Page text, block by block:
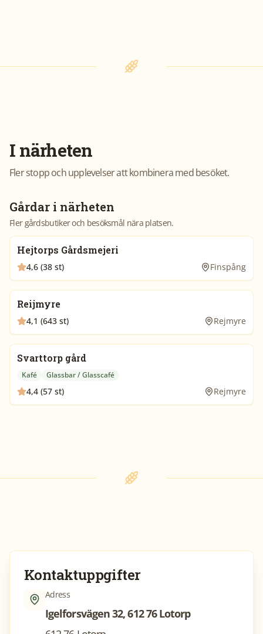
I närheten
Fler stopp och upplevelser att kombinera med besöket.
Gårdar i närheten
Fler gårdsbutiker och besöksmål nära platsen.
Hejtorps Gårdsmejeri
4,6 (38 st) Finspång
Reijmyre
4,1 (643 st) Rejmyre
Svarttorp gård
Kafé Glassbar / Glasscafé
4,4 (57 st) Rejmyre
Kontaktuppgifter
Adress
Igelforsvägen 32, 612 76 Lotorp